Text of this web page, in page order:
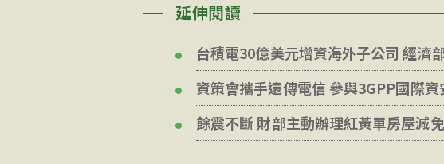
延伸閱讀
台積電30億美元增資海外子公司 經濟
資策會攜手遠傳電信 參與3GPP國際資
餘震不斷 財部主動辦理紅黃單房屋減